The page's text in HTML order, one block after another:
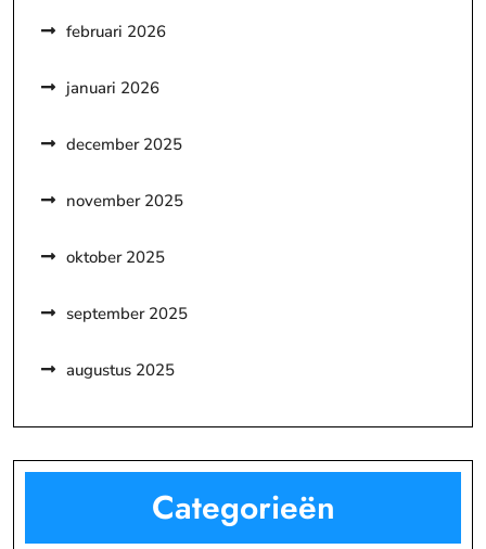
februari 2026
januari 2026
december 2025
november 2025
oktober 2025
september 2025
augustus 2025
Categorieën